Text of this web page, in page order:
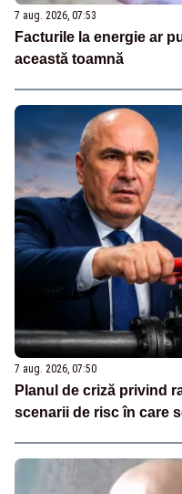
7 aug. 2026, 07:53
Facturile la energie ar
această toamnă
7 aug. 2026, 07:50
Planul de criză privind
scenarii de risc în care